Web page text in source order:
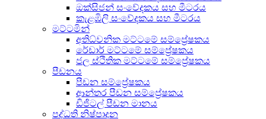
ඔක්සිජන් සංවේදකය සහ මීටරය
කැළඹිලි සංවේදකය සහ මීටරය
මට්ටමින්
අතිධ්වනික මට්ටමේ සම්ප්‍රේෂකය
රේඩාර් මට්ටමේ සම්ප්‍රේෂකය
ජල ස්ථිතික මට්ටමේ සම්ප්‍රේෂකය
පීඩනය
පීඩන සම්ප්‍රේෂකය
ආන්තර පීඩන සම්ප්‍රේෂකය
ඩිජිටල් පීඩන මානය
පද්ධති නිෂ්පාදන